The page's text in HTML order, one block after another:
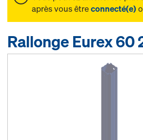
après vous êtreconnecté(e)
Rallonge Eurex 60